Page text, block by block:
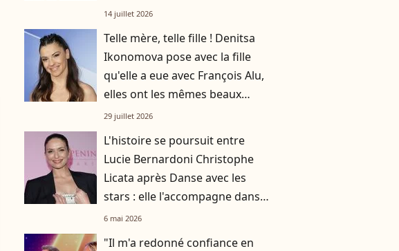
son histoire
14 juillet 2026
Telle mère, telle fille ! Denitsa
Ikonomova pose avec la fille
qu'elle a eue avec François Alu,
elles ont les mêmes beaux
cheveux châtains
29 juillet 2026
L'histoire se poursuit entre
Lucie Bernardoni Christophe
Licata après Danse avec les
stars : elle l'accompagne dans
une nouvelle aventure
6 mai 2026
"Il m'a redonné confiance en